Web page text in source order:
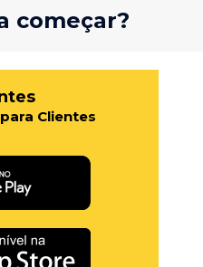
começar?
Clientes